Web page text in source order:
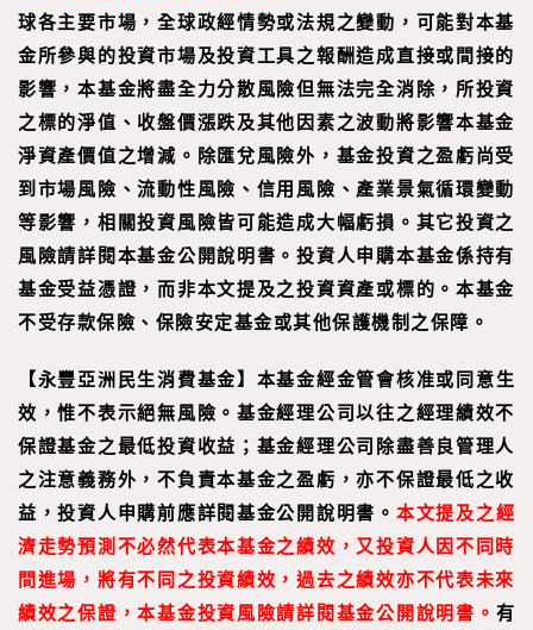
球各主要市場，全球政經情勢或法規之變動，可能對本基
金所參與的投資市場及投資工具之報酬造成直接或間接的
影響，本基金將盡全力分散風險但無法完全消除，所投資
之標的淨值、收盤價漲跌及其他因素之波動將影響本基金
淨資產價值之增減。除匯兌風險外，基金投資之盈虧尚受
到市場風險、流動性風險、信用風險、產業景氣循環變動
等影響，相關投資風險皆可能造成大幅虧損。其它投資之
風險請詳閱本基金公開說明書。投資人申購本基金係持有
基金受益憑證，而非本文提及之投資資產或標的。本基金
不受存款保險、保險安定基金或其他保護機制之保障。
【永豐亞洲民生消費基金】 本基金經金管會核准或同意生
效，惟不表示絕無風險。基金經理公司以往之經理績效不
保證基金之最低投資收益；基金經理公司除盡善良管理人
之注意義務外，不負責本基金之盈虧，亦不保證最低之收
益，投資人申購前應詳閱基金公開說明書。 本文提及之經
濟走勢預測不必然代表本基金之績效，又投資人因不同時
間進場，將有不同之投資績效，過去之績效亦不代表未來
績效之保證，本基金投資風險請詳閱基金公開說明書。 有